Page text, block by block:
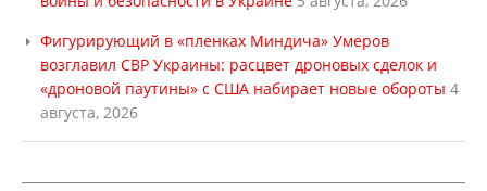
Фигурирующий в «пленках Миндича» Умеров
возглавил СВР Украины: расцвет дроновых сделок и
«дроновой паутины» с США набирает новые обороты 4
августа, 2026